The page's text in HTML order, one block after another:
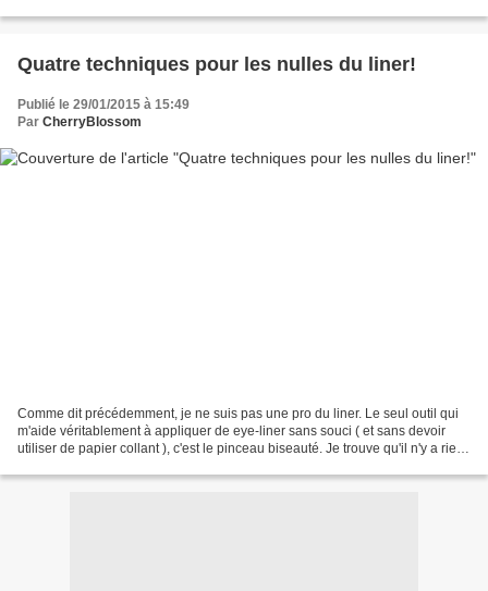
Quatre techniques pour les nulles du liner!
Publié le 29/01/2015 à 15:49
Par CherryBlossom
Comme dit précédemment, je ne suis pas une pro du liner. Le seul outil qui
m'aide véritablement à appliquer de eye-liner sans souci ( et sans devoir
utiliser de papier collant ), c'est le pinceau biseauté. Je trouve qu'il n'y a rien